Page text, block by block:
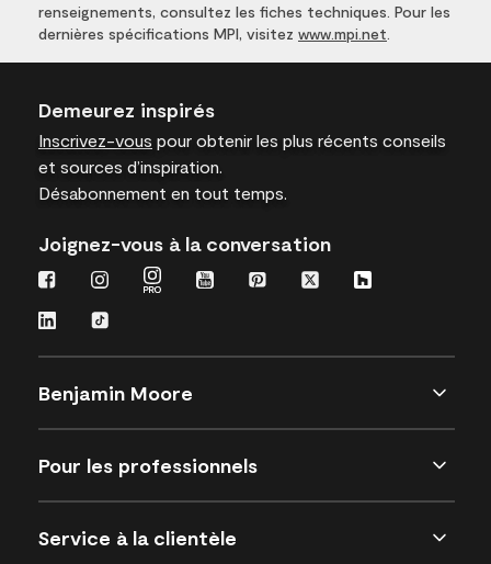
renseignements, consultez les fiches techniques. Pour les
dernières spécifications MPI, visitez www.mpi.net
Demeurez inspirés
Inscrivez-vous pour obtenir les plus récents conseils
et sources d’inspiration.
Désabonnement en tout temps.
Joignez-vous à la conversation
Benjamin Moore
Pour les professionnels
Service à la clientèle